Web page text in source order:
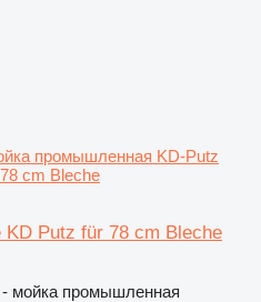
промышленная KD-Putz
cm Bleche
Putz für 78 cm Bleche
мойка промышленная